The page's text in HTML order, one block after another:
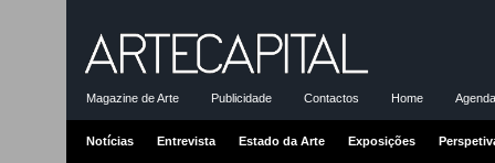
Magazine de Arte Publicidade Contactos Home
Notícias Entrevista Estado da Arte Exposições